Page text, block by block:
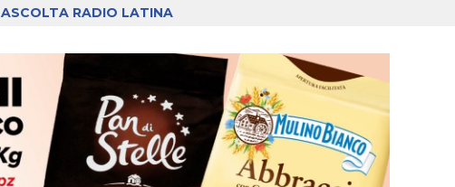
ASCOLTA RADIO LATINA